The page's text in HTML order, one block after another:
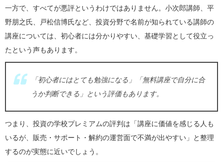
一方で、すべてが悪評というわけではありません。小次郎講師、平
野朋之氏、戸松信博氏など、投資分野で名前が知られている講師の
講座については、初心者には分かりやすい、基礎学習として役立っ
たという声もあります。
「初心者にはとても勉強になる」「無料講座で自分に合
うか判断できる」という評価もあります。
つまり、投資の学校プレミアムの評判は「講座に価値を感じる人も
いるが、販売・サポート・解約の運営面で不満が出やすい」と整理
するのが実態に近いでしょう。